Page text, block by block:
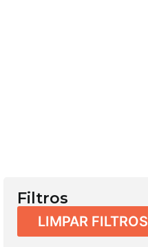
Filtros
LIMPAR FILTROS